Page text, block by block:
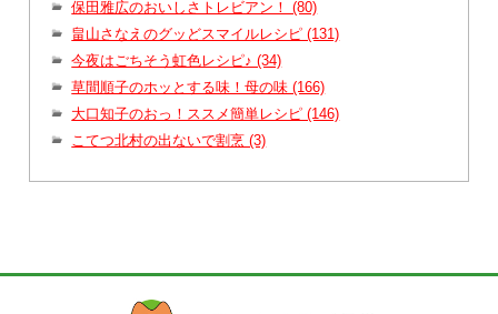
保田雅広のおいしさトレビアン！ (80)
畠山さなえのグッどスマイルレシピ (131)
今夜はごちそう虹色レシピ♪ (34)
草間順子のホッとする味！母の味 (166)
大口知子のおっ！ススメ簡単レシピ (146)
こてつ北村の出ないで割烹 (3)